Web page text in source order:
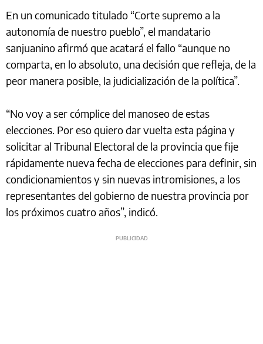
En un comunicado titulado “Corte supremo a la
autonomía de nuestro pueblo”, el mandatario
sanjuanino afirmó que acatará el fallo “aunque no
comparta, en lo absoluto, una decisión que refleja, de la
peor manera posible, la judicialización de la política”.
“No voy a ser cómplice del manoseo de estas
elecciones. Por eso quiero dar vuelta esta página y
solicitar al Tribunal Electoral de la provincia que fije
rápidamente nueva fecha de elecciones para definir, sin
condicionamientos y sin nuevas intromisiones, a los
representantes del gobierno de nuestra provincia por
los próximos cuatro años”, indicó.